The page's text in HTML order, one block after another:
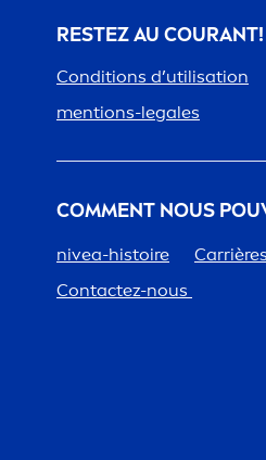
RESTEZ AU COURANT!
Conditions d’utilisation
mentions-legales
COMMENT NOUS
nivea-histoire
Contactez-nous